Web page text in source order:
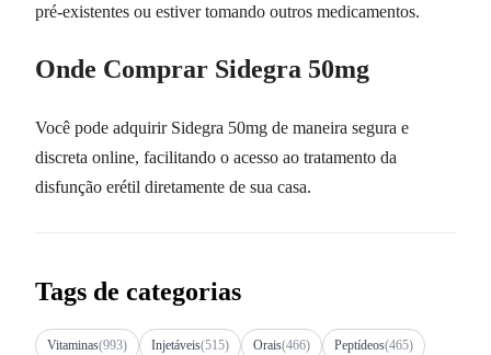
pré-existentes ou estiver tomando outros medicamentos.
Onde Comprar Sidegra 50mg
Você pode adquirir Sidegra 50mg de maneira segura e
discreta online, facilitando o acesso ao tratamento da
disfunção erétil diretamente de sua casa.
Tags de categorias
Vitaminas(993) Injetáveis(515) Orais(466) Peptídeos(465)